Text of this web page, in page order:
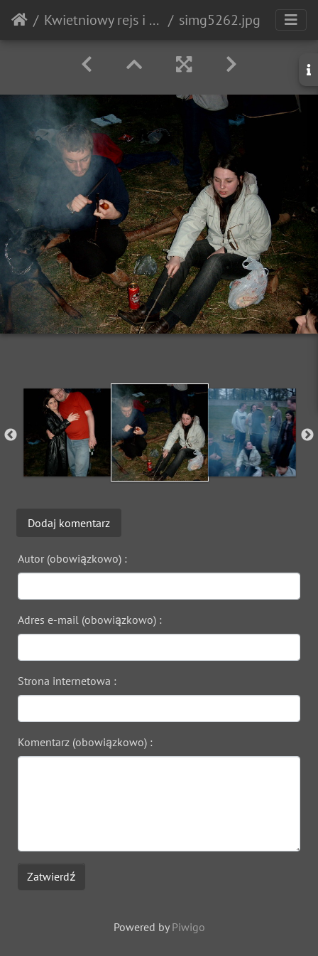
Kwietniowy rejs i ognisko simg5262.jpg
Dodaj komentarz
Autor (obowiązkowo) :
Adres e-mail (obowiązkowo) :
Strona internetowa :
Komentarz (obowiązkowo) :
Zatwierdź
Powered by Piwigo